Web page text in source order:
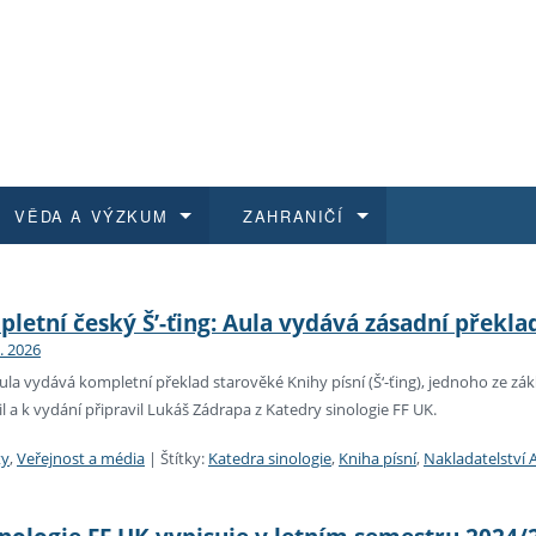
dokumenty
pro zaměstnance
FF UK
a jak se přihlásit
programy
průběhu přijímacího řízení
magisterské studium
VĚDA A VÝZKUM
na FF UK
kvalifikace
ZAHRANIČÍ
a výběrová řízení
český Š’-ťing: Aula vydává zásadní
2026
vydává kompletní překlad starověké Knihy písní (Š‘-ťing), jednoho ze
a k vydání připravil Lukáš Zádrapa z Katedry sinologie FF UK.
,Veřejnost a média | Štítky: Katedra sinologie, Kniha písní, Nakladatelství